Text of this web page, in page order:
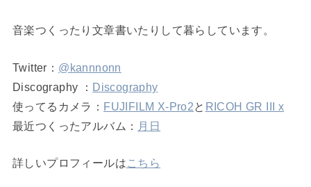
音楽つくったり文章書いたりして暮らしています。
Twitter： @kannnonn
Discography ： Discography
使ってるカメラ： FUJIFILM X-Pro2と RICOH GR III x
最近つくったアルバム： 月日
詳しいプロフィールはこちら